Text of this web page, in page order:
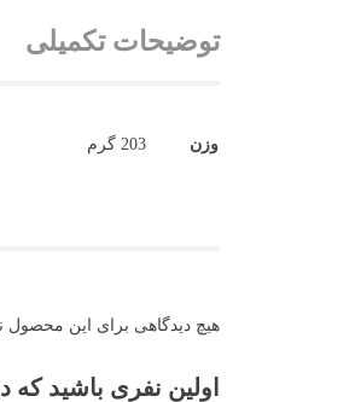
توضیحات تکمیلی
وزن 203 گرم
هیچ دیدگاهی برای این
اولین نفری باشید